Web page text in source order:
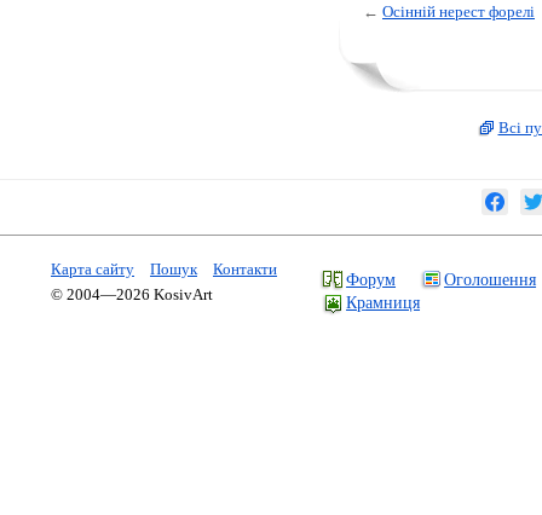
← Осінній нерест форелі
Всі
Карта сайту Пошук
Контакти
© 2004—2026 KosivArt
Форум
Оголошення
Крамниця